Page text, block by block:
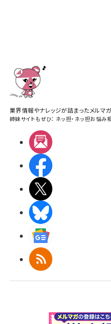
業界情報やナレッジが詰まったメルマ
姉妹サイトもぜひ： ネッ担・ ネッ担お悩み
RSS